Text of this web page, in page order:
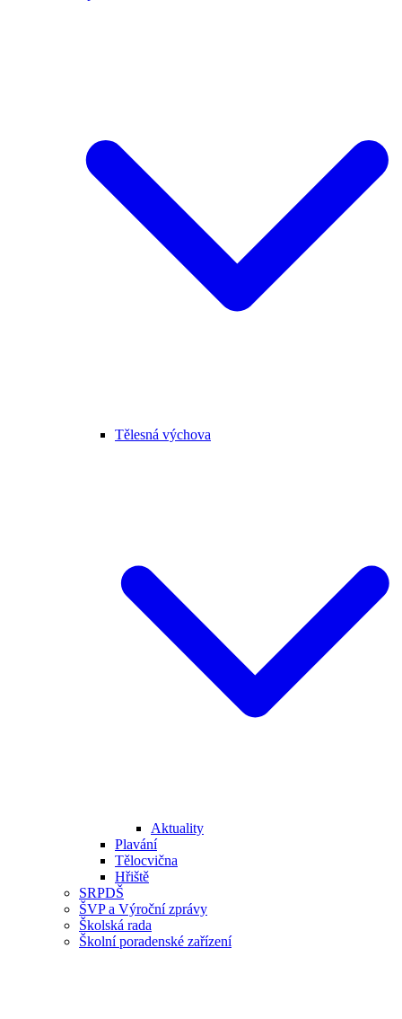
Tělesná výchova
Aktuality
Plavání
Tělocvična
Hřiště
SRPDŠ
ŠVP a Výroční zprávy
Školská rada
Školní poradenské zařízení